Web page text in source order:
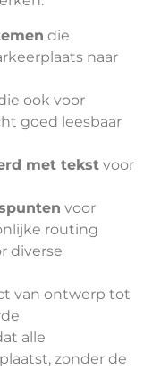
die
naar
ook voor
goed leesbaar
met tekst voor
voor
routing
diverse
van ontwerp tot
alle
zonder de